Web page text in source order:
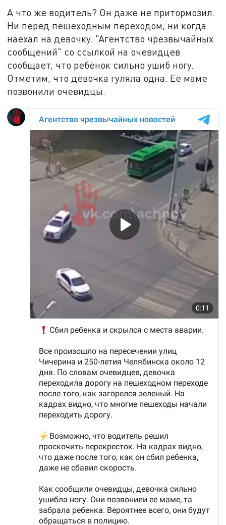
А что же водитель? Он даже не притормозил.
Ни перед пешеходным переходом, ни когда
наехал на девочку. "Агентство чрезвычайных
сообщений" со ссылкой на очевидцев
сообщает, что ребёнок сильно ушиб ногу.
Отметим, что девочка гуляла одна. Её маме
позвонили очевидцы.